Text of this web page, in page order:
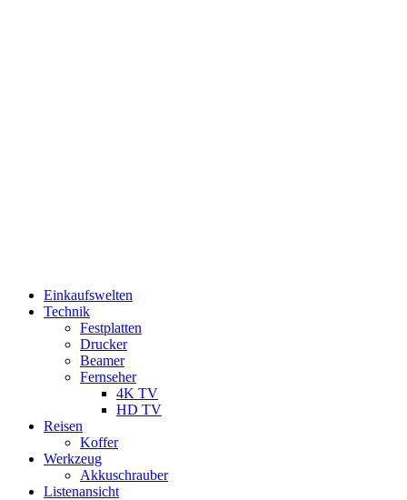
Einkaufswelten
Technik
Festplatten
Drucker
Beamer
Fernseher
4K TV
HD TV
Reisen
Koffer
Werkzeug
Akkuschrauber
Listenansicht